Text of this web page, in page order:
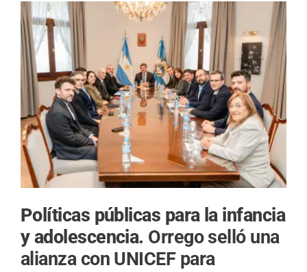
Políticas públicas para la infancia
y adolescencia. Orrego selló una
alianza con UNICEF para